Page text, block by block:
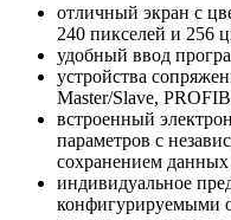
отличный экран с
240 пикселей и 256
удобный ввод
устройства
Master/Slave,
встроенный
параметров с
сохранением
индивидуальное
конфигурируемыми